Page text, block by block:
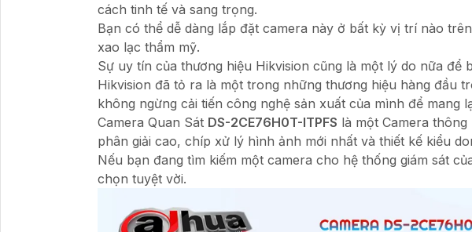
cách tinh tế và sang trọng.
Bạn có thể dễ dàng lắp đặt camera này ở bất kỳ vị trí nào
xao lạc thẩm mỹ.
Sự uy tín của thương hiệu Hikvision cũng là một lý do nữa để
Hikvision đã tỏ ra là một trong những thương hiệu hàng đầu
không ngừng cải tiến công nghệ sản xuất của mình để mang
Camera Quan Sát DS-2CE76H0T-ITPFS là một Camera
phân giải cao, chíp xử lý hình ảnh mới nhất và thiết kế kiểu
Nếu bạn đang tìm kiếm một camera cho hệ thống giám sát
chọn tuyệt vời.